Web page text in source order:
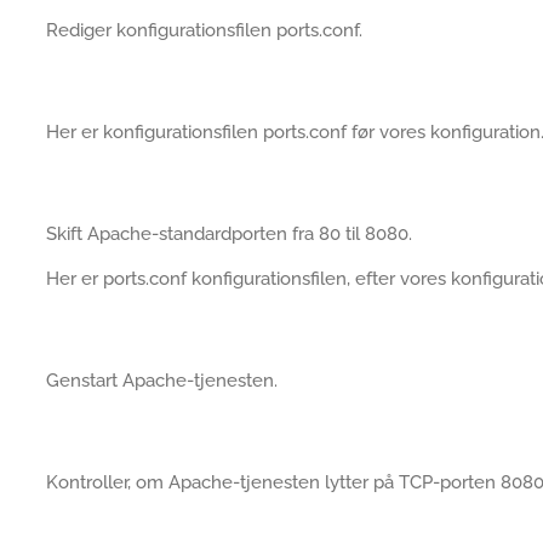
Rediger konfigurationsfilen ports.conf.
Her er konfigurationsfilen ports.conf før vores konfiguration.
Skift Apache-standardporten fra 80 til 8080.
Her er ports.conf konfigurationsfilen, efter vores
Genstart Apache-tjenesten.
Kontroller, om Apache-tjenesten lytter på TCP-porten